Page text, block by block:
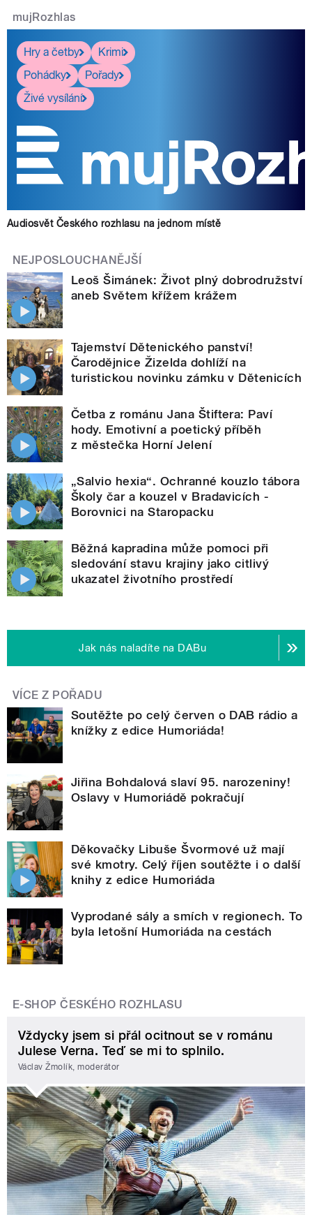
mujRozhlas
Hry a četby
Krimi
Pohádky
Pořady
Živé vysílání
Audiosvět Českého rozhlasu na jednom místě
NEJPOSLOUCHANĚJŠÍ
Leoš Šimánek: Život plný dobrodružství
aneb Světem křížem krážem
Tajemství Dětenického panství!
Čarodějnice Žizelda dohlíží na
turistickou novinku zámku v Dětenicích
Četba z románu Jana Štiftera: Paví
hody. Emotivní a poetický příběh
z městečka Horní Jelení
„Salvio hexia“. Ochranné kouzlo tábora
Školy čar a kouzel v Bradavicích -
Borovnici na Staropacku
Běžná kapradina může pomoci při
sledování stavu krajiny jako citlivý
ukazatel životního prostředí
Jak nás naladíte na DABu
VÍCE Z POŘADU
Soutěžte po celý červen o DAB rádio a
knížky z edice Humoriáda!
Jiřina Bohdalová slaví 95. narozeniny!
Oslavy v Humoriádě pokračují
Děkovačky Libuše Švormové už mají
své kmotry. Celý říjen soutěžte i o další
knihy z edice Humoriáda
Vyprodané sály a smích v regionech. To
byla letošní Humoriáda na cestách
E-SHOP ČESKÉHO ROZHLASU
Vždycky jsem si přál ocitnout se v románu
Julese Verna. Teď se mi to splnilo.
Václav Žmolík, moderátor